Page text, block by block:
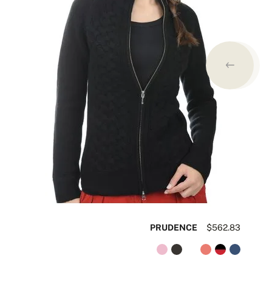
$562.83
PRUDENCE